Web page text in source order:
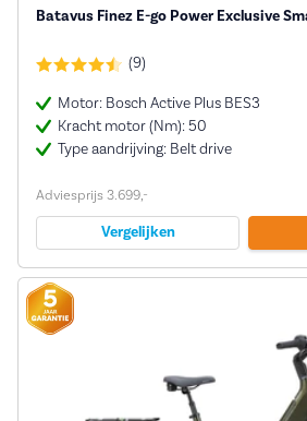
Batavus Finez E-go Power Exclusive
(9)
Motor: Bosch Active Plus BES3
Kracht motor (Nm): 50
Type aandrijving: Belt drive
Adviesprijs 3.699,-
Vergelijken